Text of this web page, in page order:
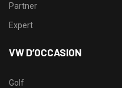
Partner
Expert
VW D’OCCASION
Golf